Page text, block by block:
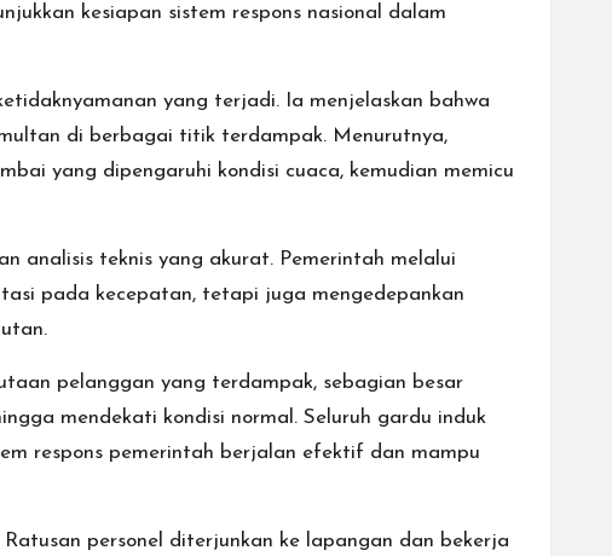
kesiapan sistem respons nasional dalam
yang terjadi. Ia menjelaskan bahwa
di berbagai titik terdampak. Menurutnya,
yang dipengaruhi kondisi cuaca, kemudian memicu
analisis teknis yang akurat. Pemerintah melalui
pada kecepatan, tetapi juga mengedepankan
pelanggan yang terdampak, sebagian besar
mendekati kondisi normal. Seluruh gardu induk
respons pemerintah berjalan efektif dan mampu
personel diterjunkan ke lapangan dan bekerja